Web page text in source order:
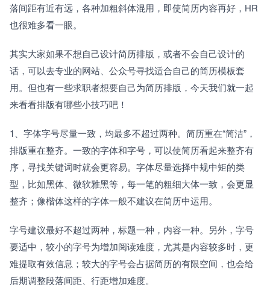
落间距有近有远，各种加粗斜体混用，即使简历内容再好，HR
也很难多看一眼。
其实大家如果不想自己设计简历排版，或者不会自己设计的
话，可以去专业的网站、公众号寻找适合自己的简历模板套
用。但也有一些求职者想要自己为简历排版，今天我们就一起
来看看排版有哪些小技巧吧！
1、字体字号尽量一致，均最多不超过两种。简历重在“简洁”，
排版重在整齐。一致的字体和字号，可以使简历看起来整齐有
序，寻找关键词时就会更容易。字体尽量选择中规中矩的类
型，比如黑体、微软雅黑等，每一笔的粗细大体一致，会更显
整齐；像楷体这样的字体一般不建议在简历中运用。
字号建议最好不超过两种，标题一种，内容一种。另外，字号
要适中，较小的字号为增加阅读难度，尤其是内容较多时，更
难提取有效信息；较大的字号会占据简历的有限空间，也会给
后期调整段落间距、行距增加难度。